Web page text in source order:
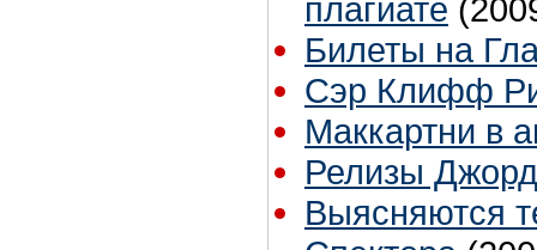
плагиате
Билеты на
Сэр Клифф
Маккартни в
Релизы
Выясняются